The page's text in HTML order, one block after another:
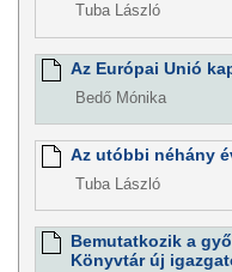
Tuba László
Az Európai Unió
Bedő Mónika
Az utóbbi néhány
Tuba László
Bemutatkozik a
Könyvtár új